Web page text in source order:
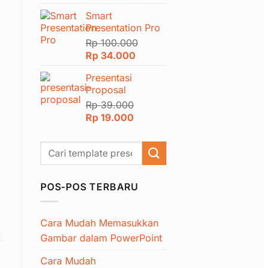
adalah:
Rp 50.000.adalah:
Rp 24.000.
Smart
Presentation Pro
Rp100.000
Harga
adalah:
Rp 100.000.
Rp 34.000
Presentasi
Proposal
Rp39.000
Harga
adalah:
Rp 39.000.
Rp 19.000
ini
adalah:
Rp 19.000.
POS-POS TERBARU
Cara Mudah Memasukkan
Gambar dalam PowerPoint
Cara Mudah